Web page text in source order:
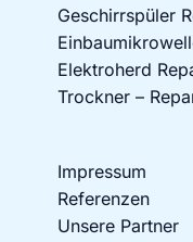
Geschirrspüler
Elektroherd
Trockner –
Impressum
Referenzen
Unsere Partner